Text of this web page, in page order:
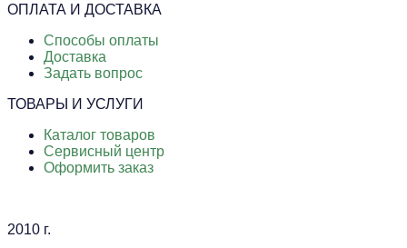
ОПЛАТА И ДОСТАВКА
Способы оплаты
Доставка
Задать вопрос
ТОВАРЫ И УСЛУГИ
Каталог товаров
Сервисный центр
Оформить заказ
2010 г.